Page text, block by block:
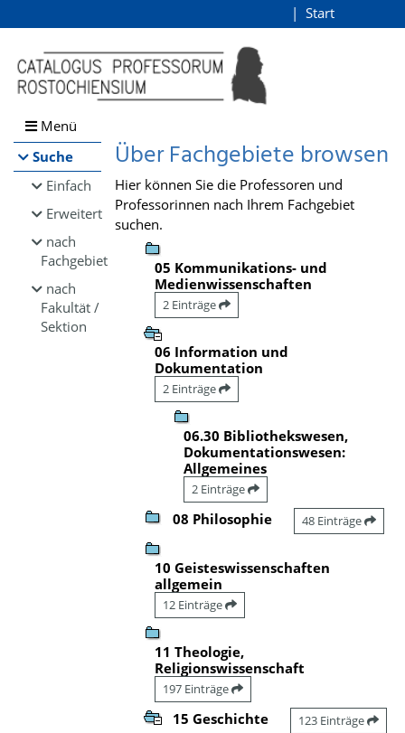
Browsen
direkt zum Inhalt
Start
Menü
Suche
Einfach
Erweitert
nach
Fachgebiet
nach
Fakultät /
Sektion
Über Fachgebiete browsen
Hier können Sie die Professoren und
Professorinnen nach Ihrem Fachgebiet
suchen.
05 Kommunikations- und
Medienwissenschaften
2 Einträge
06 Information und
Dokumentation
2 Einträge
06.30 Bibliothekswesen,
Dokumentationswesen:
Allgemeines
2 Einträge
08 Philosophie 48 Einträge
10 Geisteswissenschaften
allgemein
12 Einträge
11 Theologie,
Religionswissenschaft
197 Einträge
15 Geschichte 123 Einträge